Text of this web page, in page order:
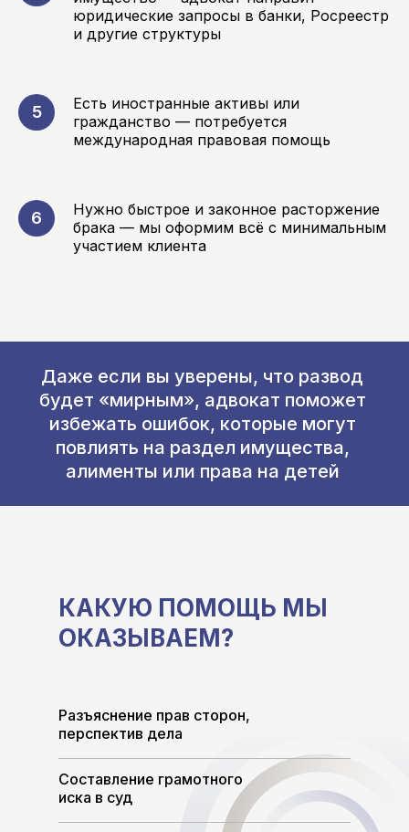
юридические запросы в банки, Росреестр
и другие структуры
Есть иностранные активы или
гражданство — потребуется
международная правовая помощь
Нужно быстрое и законное расторжение
брака — мы оформим всё с минимальным
участием клиента
Даже если вы уверены, что развод
будет «мирным», адвокат поможет
избежать ошибок, которые могут
повлиять на раздел имущества,
алименты или права на детей
КАКУЮ ПОМОЩЬ МЫ
ОКАЗЫВАЕМ?
Составление грамотного
иска в суд
Разъяснение прав сторон,
перспектив дела